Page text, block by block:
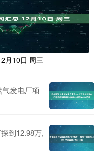
月10日 周三
发电厂项
到12.98万,